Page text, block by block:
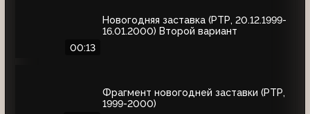
00:13
Новогодняя заставка (РТР, 20.12.1999-
16.01.2000) Второй вариант
Фрагмент новогодней заставки (РТР,
1999-2000)